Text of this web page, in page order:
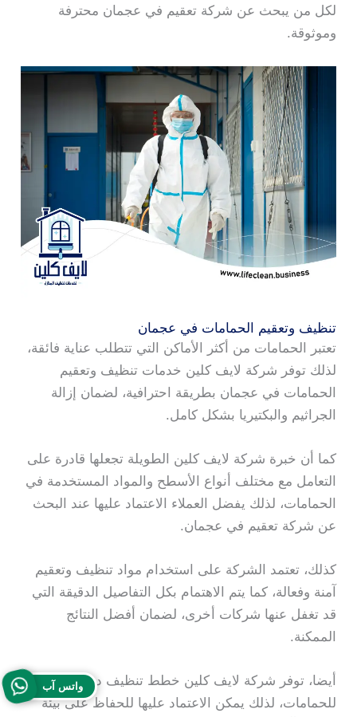
لكل من يبحث عن شركة تعقيم في عجمان محترفة
وموثوقة.
تنظيف وتعقيم الحمامات في عجمان
تعتبر الحمامات من أكثر الأماكن التي تتطلب عناية فائقة،
لذلك توفر شركة لايف كلين خدمات تنظيف وتعقيم
الحمامات في عجمان بطريقة احترافية، لضمان إزالة
الجراثيم والبكتيريا بشكل كامل.
كما أن خبرة شركة لايف كلين الطويلة تجعلها قادرة على
التعامل مع مختلف أنواع الأسطح والمواد المستخدمة في
الحمامات، لذلك يفضل العملاء الاعتماد عليها عند البحث
عن شركة تعقيم في عجمان.
كذلك، تعتمد الشركة على استخدام مواد تنظيف وتعقيم
آمنة وفعالة، كما يتم الاهتمام بكل التفاصيل الدقيقة التي
قد تغفل عنها شركات أخرى، لضمان أفضل النتائج
الممكنة.
أيضا، توفر شركة لايف كلين خطط تنظيف دورية
للحمامات، لذلك يمكن الاعتماد عليها للحفاظ على بيئة
واتس آب